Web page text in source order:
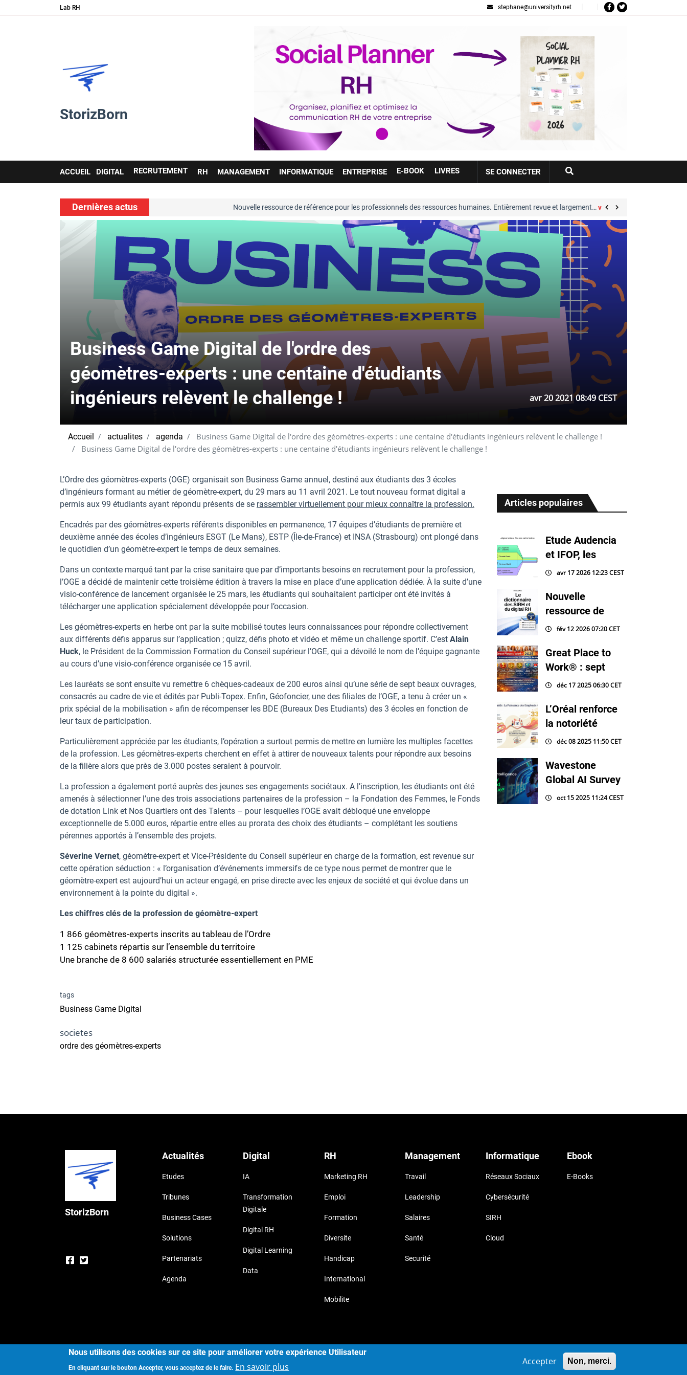
Lab RH stephane@universityrh.net
StorizBorn
Main
navigation
ACCUEIL DIGITAL RECRUTEMENT RH MANAGEMENT INFORMATIQUE ENTREPRISE E-BOOK LIVRES
Votre
compte
SE CONNECTER
Dernières actus Nouvelle ressource de référence pour les professionnels des ressources humaines. Entièrement revue et largement…voir
Business Game Digital de l'ordre des
géomètres-experts : une centaine d'étudiants
ingénieurs relèvent le challenge !
avr 20 2021 08:49 CEST
Accueil actualites agenda
Business Game Digital de l'ordre des géomètres-experts : une centaine d'étudiants ingénieurs relèvent le challenge !
Business Game Digital de l'ordre des géomètres-experts : une centaine d'étudiants ingénieurs relèvent le challenge !
L’Ordre des géomètres-experts (OGE) organisait son Business Game annuel, destiné aux étudiants des 3 écoles
d’ingénieurs formant au métier de géomètre-expert, du 29 mars au 11 avril 2021. Le tout nouveau format digital a
permis aux 99 étudiants ayant répondu présents de se rassembler virtuellement pour mieux connaître la profession.
Encadrés par des géomètres-experts référents disponibles en permanence, 17 équipes d’étudiants de première et
deuxième année des écoles d’ingénieurs ESGT (Le Mans), ESTP (Île-de-France) et INSA (Strasbourg) ont plongé dans
le quotidien d’un géomètre-expert le temps de deux semaines.
Dans un contexte marqué tant par la crise sanitaire que par d’importants besoins en recrutement pour la profession,
l’OGE a décidé de maintenir cette troisième édition à travers la mise en place d’une application dédiée. À la suite d’une
visio-conférence de lancement organisée le 25 mars, les étudiants qui souhaitaient participer ont été invités à
télécharger une application spécialement développée pour l’occasion.
Les géomètres-experts en herbe ont par la suite mobilisé toutes leurs connaissances pour répondre collectivement
aux différents défis apparus sur l’application ; quizz, défis photo et vidéo et même un challenge sportif. C’est Alain
Huck, le Président de la Commission Formation du Conseil supérieur l’OGE, qui a dévoilé le nom de l’équipe gagnante
au cours d’une visio-conférence organisée ce 15 avril.
Les lauréats se sont ensuite vu remettre 6 chèques-cadeaux de 200 euros ainsi qu’une série de sept beaux ouvrages,
consacrés au cadre de vie et édités par Publi-Topex. Enfin, Géofoncier, une des filiales de l’OGE, a tenu à créer un «
prix spécial de la mobilisation » afin de récompenser les BDE (Bureaux Des Etudiants) des 3 écoles en fonction de
leur taux de participation.
Particulièrement appréciée par les étudiants, l’opération a surtout permis de mettre en lumière les multiples facettes
de la profession. Les géomètres-experts cherchent en effet à attirer de nouveaux talents pour répondre aux besoins
de la filière alors que près de 3.000 postes seraient à pourvoir.
La profession a également porté auprès des jeunes ses engagements sociétaux. A l’inscription, les étudiants ont été
amenés à sélectionner l’une des trois associations partenaires de la profession – la Fondation des Femmes, le Fonds
de dotation Link et Nos Quartiers ont des Talents – pour lesquelles l’OGE avait débloqué une enveloppe
exceptionnelle de 5.000 euros, répartie entre elles au prorata des choix des étudiants – complétant les soutiens
pérennes apportés à l’ensemble des projets.
Séverine Vernet, géomètre-expert et Vice-Présidente du Conseil supérieur en charge de la formation, est revenue sur
cette opération séduction : « l’organisation d’événements immersifs de ce type nous permet de montrer que le
géomètre-expert est aujourd’hui un acteur engagé, en prise directe avec les enjeux de société et qui évolue dans un
environnement à la pointe du digital ».
Les chiffres clés de la profession de géomètre-expert
1 866 géomètres-experts inscrits au tableau de l’Ordre
1 125 cabinets répartis sur l’ensemble du territoire
Une branche de 8 600 salariés structurée essentiellement en PME
tags
Business Game Digital
societes
ordre des géomètres-experts
Articles populaires
Etude Audencia
et IFOP, les
avr 17 2026 12:23 CEST
Nouvelle
ressource de
fév 12 2026 07:20 CET
Great Place to
Work® : sept
déc 17 2025 06:30 CET
L’Oréal renforce
la notoriété
déc 08 2025 11:50 CET
Wavestone
Global AI Survey
oct 15 2025 11:24 CEST
StorizBorn
Actualités
Etudes
Tribunes
Business Cases
Solutions
Partenariats
Agenda
Digital
IA
Transformation
Digitale
Digital RH
Digital Learning
Data
RH
Marketing RH
Emploi
Formation
Diversite
Handicap
International
Mobilite
Management
Travail
Leadership
Salaires
Santé
Securité
Informatique
Réseaux Sociaux
Cybersécurité
SIRH
Cloud
Ebook
E-Books
Copyright © 2017, Storizborn , all rights reserved.
Nous utilisons des cookies sur ce site pour améliorer votre expérience Utilisateur
En cliquant sur le bouton Accepter, vous acceptez de le faire. En savoir plus Accepter Non, merci.